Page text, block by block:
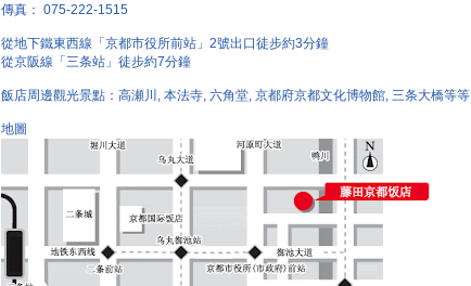
傳真： 075-222-1515
從地下鐵東西線「京都市役所前站」2號出口徒步約3分鐘
從京阪線「三条站」徒步約7分鐘
飯店周邊觀光景點：高瀬川, 本法寺, 六角堂, 京都府京都文化博物館, 三条大橋等等
地圖